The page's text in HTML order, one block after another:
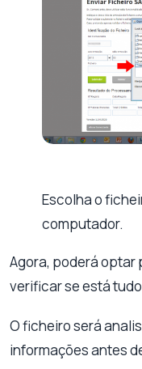
Escolha o
computador.
Agora, poderá optar
verificar se está
O ficheiro será
informações antes